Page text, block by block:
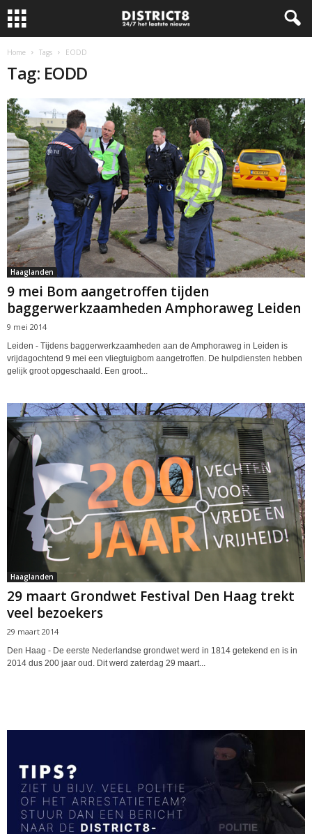
Home Tags EODD
Tag: EODD
Haaglanden
9 mei Bom aangetroffen tijden
baggerwerkzaamheden Amphoraweg Leiden
9 mei 2014
Leiden - Tijdens baggerwerkzaamheden aan de Amphoraweg in Leiden is
vrijdagochtend 9 mei een vliegtuigbom aangetroffen. De hulpdiensten hebben
gelijk groot opgeschaald. Een groot...
Haaglanden
29 maart Grondwet Festival Den Haag trekt
veel bezoekers
29 maart 2014
Den Haag - De eerste Nederlandse grondwet werd in 1814 getekend en is in
2014 dus 200 jaar oud. Dit werd zaterdag 29 maart...